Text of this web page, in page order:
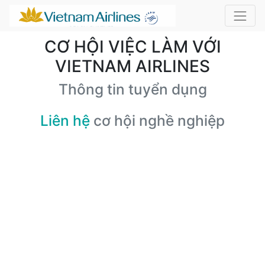
CƠ HỘI VIỆC LÀM VỚI
VIETNAM AIRLINES
Thông tin tuyển dụng
Liên hệ cơ hội nghề nghiệp